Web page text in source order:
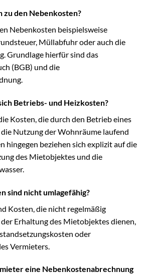
den Nebenkosten?
Nebenkosten beispielsweise
Müllabfuhr oder auch die
Grundlage hierfür sind das
(BGB) und die
Betriebs- und Heizkosten?
Kosten, die durch den Betrieb eines
Nutzung der Wohnräume laufend
hingegen beziehen sich explizit auf die
des Mietobjektes und die
sind nicht umlagefähig?
Kosten, die nicht regelmäßig
Erhaltung des Mietobjektes dienen,
oder
Vermieters.
eine Nebenkostenabrechnung